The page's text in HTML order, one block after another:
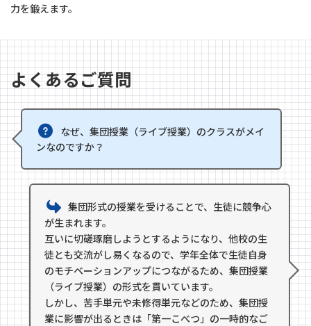
力を鍛えます。
よくあるご質問
なぜ、集団授業（ライブ授業）のクラスがメイ
ンなのですか？
集団形式の授業を受けることで、生徒に競争心
が生まれます。
互いに切磋琢磨しようとするようになり、他校の生
徒とも交流がし易くなるので、学年全体で生徒自身
のモチベーションアップにつながるため、集団授業
（ライブ授業）の形式を貫いています。
しかし、苦手単元や未修得単元などのため、集団授
業に影響が出るときは「第一こべつ」の一時的なご